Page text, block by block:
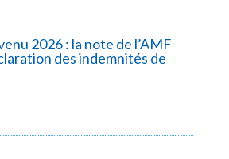
2026 : la note de l’AMF
des indemnités de